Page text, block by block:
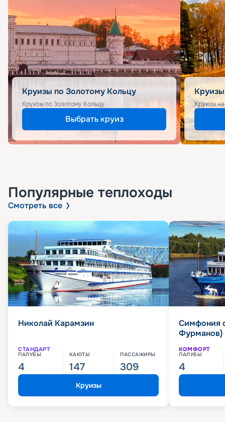
Круизы по Золотому Кольцу
Круизы по Золотому Кольцу
Выбрать круиз
Круизы
Популярные теплоходы
Смотреть все
Николай Карамзин
СТАНДАРТ
ПАЛУБЫ
4
КАЮТЫ
147
ПАССАЖИРЫ
309
Круизы
Симфония
Фурманов)
КОМФОРТ
ПАЛУБЫ
4